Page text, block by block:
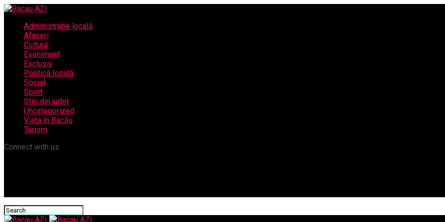
Administrație locală
Afaceri
Cultură
Eveniment
Exclusiv
Politică locală
Social
Sport
Știri din județ
Uncategorized
Viața în Bacău
Turism
Connect with us